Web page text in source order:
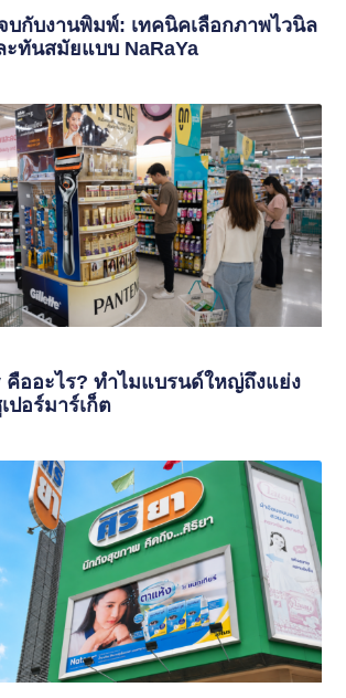
บกับงานพิมพ์: เทคนิคเลือกภาพไวนิล
ทันสมัยแบบ NaRaYa
คืออะไร? ทำไมแบรนด์ใหญ่ถึงแย่ง
ปอร์มาร์เก็ต